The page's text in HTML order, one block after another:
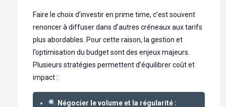
Faire le choix d’investir en prime time, c’est souvent
renoncer à diffuser dans d’autres créneaux aux tarifs
plus abordables. Pour cette raison, la gestion et
l’optimisation du budget sont des enjeux majeurs.
Plusieurs stratégies permettent d’équilibrer coût et
impact :
Négocier le volume et la régularité :